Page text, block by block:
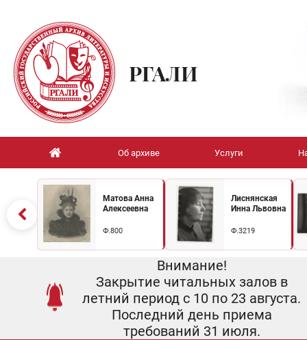
РГАЛИ
Об архиве Услуги
Матова Анна
Алексеевна
Ф.800
Лиснянская
Инна Львовна
Ф.3219
Внимание!
Закрытие читальных залов в
летний период с 10 по 23 августа.
Последний день приема
требований 31 июля.